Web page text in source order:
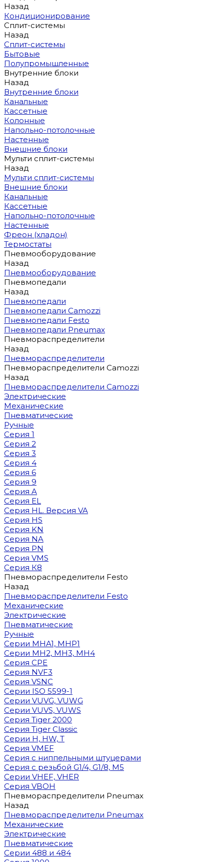
Назад
Кондиционирование
Сплит-системы
Назад
Сплит-системы
Бытовые
Полупромышленные
Внутренние блоки
Назад
Внутренние блоки
Канальные
Кассетные
Колонные
Напольно-потолочные
Настенные
Внешние блоки
Мульти сплит-системы
Назад
Мульти сплит-системы
Внешние блоки
Канальные
Кассетные
Напольно-потолочные
Настенные
Фреон (хладон)
Термостаты
Пневмооборудование
Назад
Пневмооборудование
Пневмопедали
Назад
Пневмопедали
Пневмопедали Camozzi
Пневмопедали Festo
Пневмопедали Pneumax
Пневмораспределители
Назад
Пневмораспределители
Пневмораспределители Camozzi
Назад
Пневмораспределители Camozzi
Электрические
Механические
Пневматические
Ручные
Серия 1
Серия 2
Серия 3
Серия 4
Серия 6
Серия 9
Серия A
Серия EL
Серия HL. Версия VA
Серия HS
Серия KN
Серия NA
Серия PN
Серия VMS
Серия К8
Пневмораспределители Festo
Назад
Пневмораспределители Festo
Механические
Электрические
Пневматические
Ручные
Cерии MHA1, MHP1
Cерии MH2, MH3, MH4
Cерия CPE
Серия NVF3
Серия VSNC
Серии ISO 5599-1
Серии VUVG, VUWG
Серии VUVS, VUWS
Серия Tiger 2000
Серия Tiger Classic
Серии H, HW, T
Серия VMEF
Серия с ниппельными штуцерами
Серия с резьбой G1/4, G1/8, М5
Серии VHEF, VHER
Серия VBOH
Пневмораспределители Pneumax
Назад
Пневмораспределители Pneumax
Механические
Электрические
Пневматические
Серии 488 и 484